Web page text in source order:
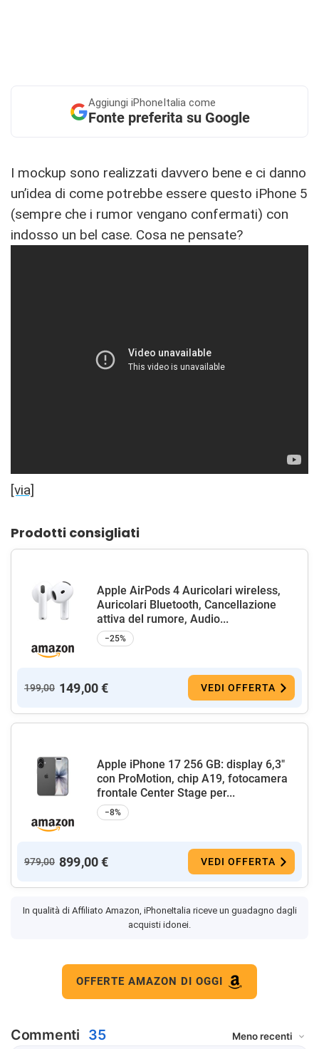
Aggiungi iPhoneItalia come
Fonte preferita su Google
I mockup sono realizzati davvero bene e ci danno
un’idea di come potrebbe essere questo iPhone 5
(sempre che i rumor vengano confermati) con
indosso un bel case. Cosa ne pensate?
[via]
Prodotti consigliati
Apple AirPods 4 Auricolari wireless,
Auricolari Bluetooth, Cancellazione
attiva del rumore, Audio...
−25%
199,00 149,00 € VEDI OFFERTA
Apple iPhone 17 256 GB: display 6,3"
con ProMotion, chip A19, fotocamera
frontale Center Stage per...
−8%
979,00 899,00 € VEDI OFFERTA
In qualità di Affiliato Amazon, iPhoneItalia riceve un guadagno dagli
acquisti idonei.
OFFERTE AMAZON DI OGGI
Commenti 35